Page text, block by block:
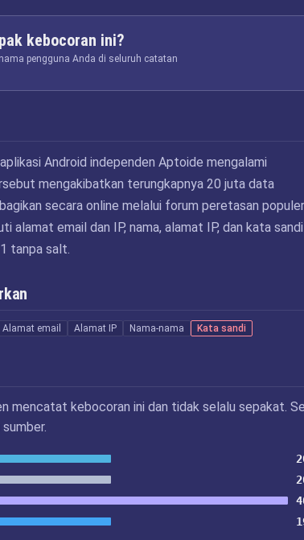
kebocoran ini?
pengguna Anda di seluruh catatan
Android independen Aptoide mengalami
mengakibatkan terungkapnya 20 juta data
secara online melalui forum peretasan
alamat email dan IP, nama, alamat IP, dan kata
tanpa salt.
Alamat email Alamat IP Nama-nama Kata sandi
mencatat kebocoran ini dan tidak selalu sepakat.